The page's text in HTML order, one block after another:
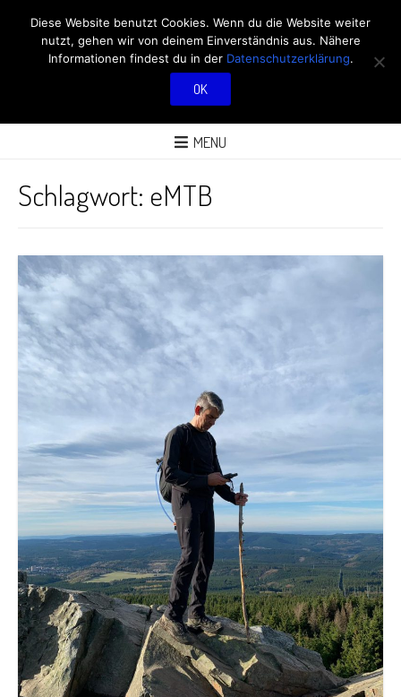
RÖBÜS OUTDOOR
BLOG
MENU
Schlagwort: eMTB
Diese Website benutzt Cookies. Wenn du die Website weiter
nutzt, gehen wir von deinem Einverständnis aus. Nähere
Informationen findest du in der Datenschutzerklärung.
OK